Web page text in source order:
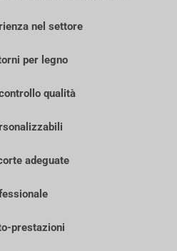
nel settore
per legno
qualità
adeguate
prestazioni